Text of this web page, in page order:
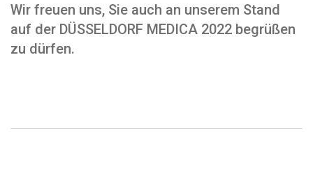
Wir freuen uns, Sie auch an unserem Stand
auf der DÜSSELDORF MEDICA 2022 begrüßen
zu dürfen.